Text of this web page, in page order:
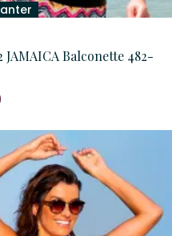
JAMAICA Balconette 482-